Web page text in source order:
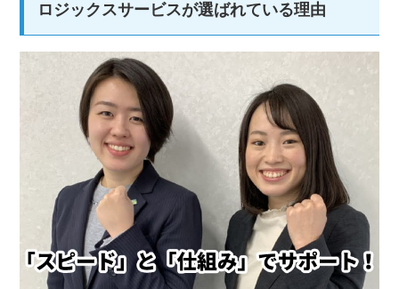
ロジックスサービスが選ばれている理由